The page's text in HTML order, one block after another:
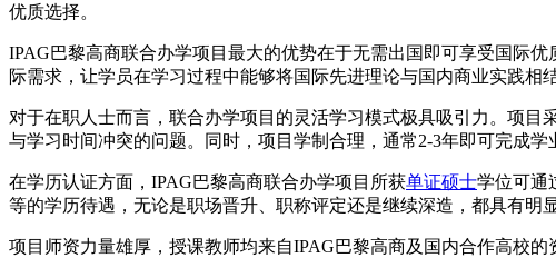
优质选择。
IPAG巴黎高商联合办学项目最大的优势在于无需出国即可享受国际
际需求，让学员在学习过程中能够将国际先进理论与国内商业实践相结
对于在职人士而言，联合办学项目的灵活学习模式极具吸引力。项
与学习时间冲突的问题。同时，项目学制合理，通常2-3年即可完成
在学历认证方面，IPAG巴黎高商联合办学项目所获单证硕士学位可通
等的学历待遇，无论是职场晋升、职称评定还是继续深造，都具有明显
项目师资力量雄厚，授课教师均来自IPAG巴黎高商及国内合作高校